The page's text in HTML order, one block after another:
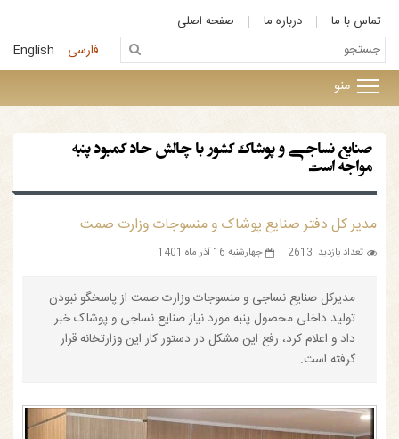
تماس با ما درباره ما
صفحه اصلی
English
فارسی
منو
صنایع نساجی و پوشاک کشور با چالش حاد کمبود پنبه
مواجه است
مدیر کل دفتر صنایع پوشاک و منسوجات وزارت صمت
2613 تعداد بازدید | چهارشنبه 16 آذر ماه 1401
مدیرکل صنایع نساجی و منسوجات وزارت صمت از پاسخگو نبودن
تولید داخلی محصول پنبه مورد نیاز صنایع نساجی و پوشاک خبر
داد و اعلام کرد، رفع این مشکل در دستور کار این وزارتخانه قرار
گرفته است.